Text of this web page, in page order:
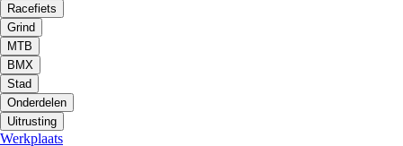
Racefiets
Grind
MTB
BMX
Stad
Onderdelen
Uitrusting
Werkplaats